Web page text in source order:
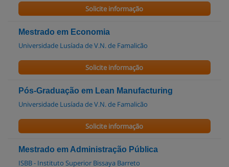
Solicite informação
Mestrado em Economia
Universidade Lusíada de V.N. de Famalicão
Solicite informação
Pós-Graduação em Lean Manufacturing
Universidade Lusíada de V.N. de Famalicão
Solicite informação
Mestrado em Administração Pública
ISBB - Instituto Superior Bissaya Barreto